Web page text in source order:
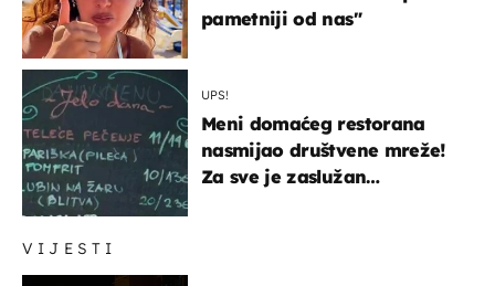
VIJESTI
pametniji od nas"
UPS!
Meni domaćeg restorana
nasmijao društvene mreže!
Za sve je zaslužan